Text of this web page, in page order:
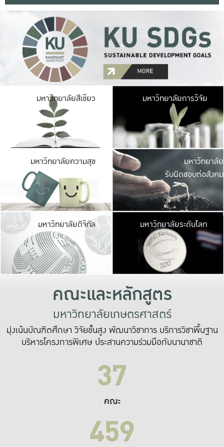
มหาวิทยาลัยสีเขียว มหาวิ
มีพื้นที่เขียวสดใส
เป็นป่าในเมือง เกษต
มหาวิทยาลัยการวิจัย
มหาวิทยาลัยความสุข มหาวิ
ค
เปิดประ
และพบเรื่องราวใ
มหาวิทยาลัย
รับผิดชอบต่อสังคม
มหาวิทยาลัยดิจิทัล มหาวิ
เปลี่ยนแปลง แล
เพื่อทำง
ระบบสารสนเทศ
มหาวิทยาลัยระดับโลก
คณะและหลักสูตร
มหาวิทยาลัยเกษตรศาสตร์
มุ่งเน้นบัณฑิตศึกษา วิจัยขั้นสูง พัฒนาวิชาการ บริการวิชาพื้นฐาน
บริหารโครงการพิเศษ ประสานความร่วมมือกับนานาชาติ
37
คณะ
459